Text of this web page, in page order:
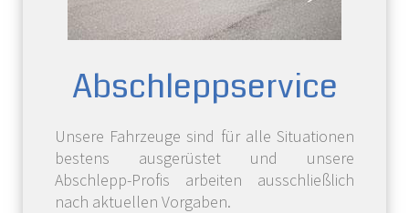
Abschlepp­service
Unsere Fahrzeuge sind für alle Situationen
bestens ausgerüstet und unsere
Abschlepp-Profis arbeiten ausschließlich
nach aktuellen Vorgaben.